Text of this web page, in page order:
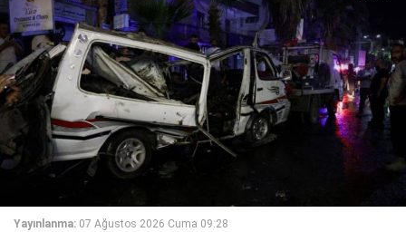
Yayınlanma: 07 Ağustos 2026 Cuma 09:28